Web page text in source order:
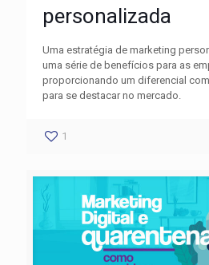
personalizada
Uma estratégia de marketing
uma série de benefícios para as
proporcionando um diferencial
para se destacar no mercado.
1